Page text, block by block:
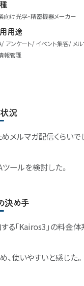
向け光学・精密機器メーカー
用途
アンケート イベント集客 メ
報管理
況
メルマガ配信くらい
ールを検討した。
決め手
「Kairos3」の料金
使いやすいと感じた。